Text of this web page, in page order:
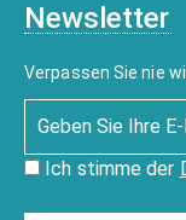
Newsletter
Verpassen Sie nie
Ich stimme der